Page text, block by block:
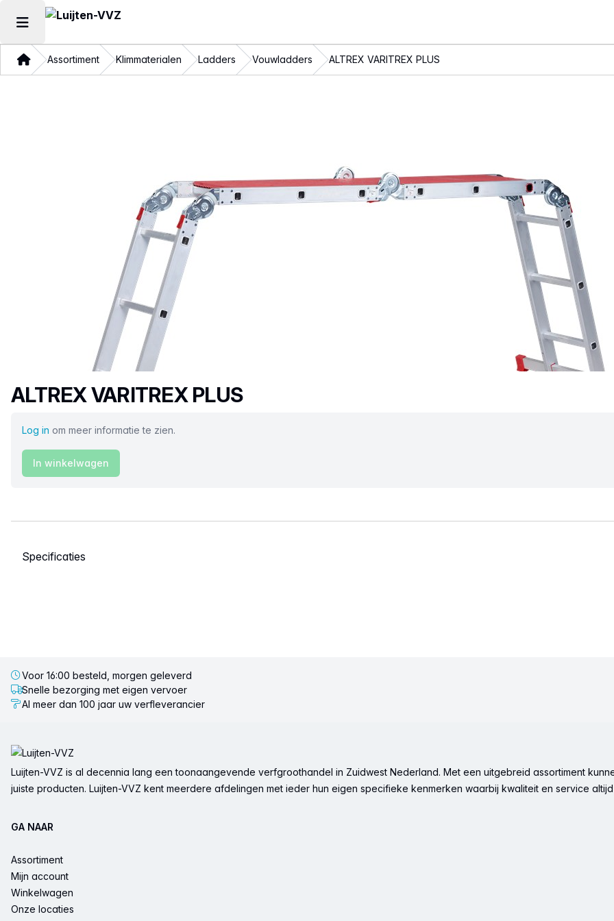
Hoofdmenu openen
ThuisAssortiment Klimmaterialen Ladders Vouwladders ALTREX VARITREX PLUS
Productnaam
ALTREX VARITREX PLUS
Log in om meer informatie te zien.
In winkelwagen
Selecteer een tabblad
Voor 16:00 besteld, morgen geleverd
Snelle bezorging met eigen vervoer
Al meer dan 100 jaar uw verfleverancier
Luijten-VVZ is al decennia lang een toonaangevende verfgroothandel in Zuidwest Nederland. Met een uitgebreid assortiment
juiste producten. Luijten-VVZ kent meerdere afdelingen met ieder hun eigen specifieke kenmerken waarbij kwaliteit en service
GA NAAR
Assortiment
Mijn account
Winkelwagen
Onze locaties